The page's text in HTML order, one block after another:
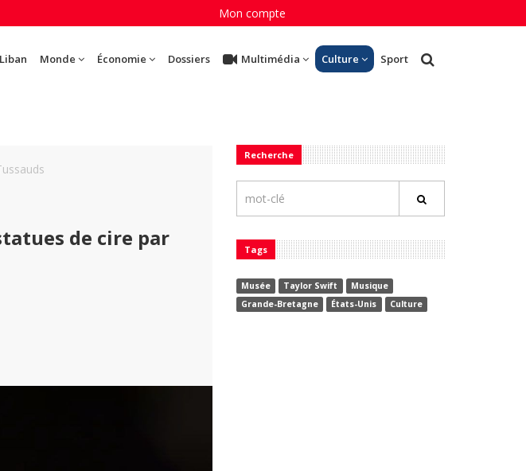
Mon compte
Liban Monde Économie Dossiers Multimédia Culture Sport
de cire par
Recherche
Tags
Musée Taylor Swift
Musique
Grande-Bretagne
États-Unis Culture